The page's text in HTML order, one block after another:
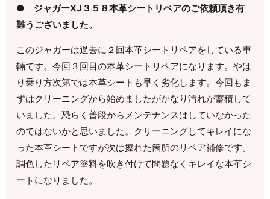
● ジャガーXJ３５８本革シートリペアのご依頼頂き有
難うございました。
このジャガーは過去に２回本革シートリペアをしている車
輛です。今回３回目の本革シートリペアになります。やは
り乗り方次第では本革シートも早く劣化します。今回もま
ずはクリーニングから始めましたがかなり汚れが蓄積して
いました。恐らく普段からメンテナンスはしていなかった
のではないかと思いました。クリーニングしてキレイにな
った本革シートですが次は擦れた箇所のリペア補修です。
調色したリペア塗料を吹き付けて問題なくキレイな本革シ
ートになりました。